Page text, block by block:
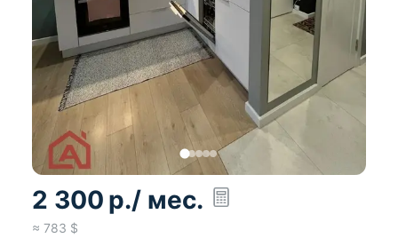
2 300 р./ мес.
≈ 783 $